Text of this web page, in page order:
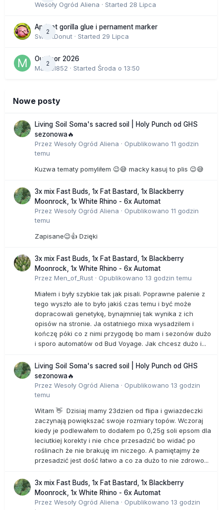
Wesoły Ogród Aliena · Started 28 Lipca
2
Apricot gorilla glue i pernament marker
SweetDonut · Started 29 Lipca
2
Outdoor 2026
Marcel852 · Started Środa o 13:50
Nowe posty
Living Soil Soma's sacred soil | Holy Punch od GHS
sezonowa🔥
Przez Wesoły Ogród Aliena · Opublikowano 11 godzin
temu
Kuzwa tematy pomyliłem 😉😅 macky kasuj to plis 😉😅
3x mix Fast Buds, 1x Fat Bastard, 1x Blackberry
Moonrock, 1x White Rhino - 6x Automat
Przez Wesoły Ogród Aliena · Opublikowano 11 godzin
temu
Zapisane😉👍 Dzięki
3x mix Fast Buds, 1x Fat Bastard, 1x Blackberry
Moonrock, 1x White Rhino - 6x Automat
Przez Men_of_Rust · Opublikowano 13 godzin temu
Miałem i były szybkie tak jak pisali. Poprawne palenie z
tego wyszło ale to było jakiś czas temu i być może
dopracowali genetykę, bynajmniej tak wynika z ich
opisów na stronie. Ja ostatniego mixa wysadzilem i
kończę póki co z nimi przygodę bo mam i sezonów dużo
i sporo automatów od Bud Voyage. Jak chcesz dużo i...
Living Soil Soma's sacred soil | Holy Punch od GHS
sezonowa🔥
Przez Wesoły Ogród Aliena · Opublikowano 13 godzin
temu
Witam 👋 Dzisiaj mamy 23dzien od flipa i gwiazdeczki
zaczynają powiększać swoje rozmiary topów. Wczoraj
kiedy je podlewałem to dodałem po 0,25g soli epsom dla
leciutkiej korekty i nie chce przesadzić bo widać po
roślinach że nie brakuję im niczego. A pamiętajmy że
przesadzić jest dość łatwo a co za dużo to nie zdrowo...
3x mix Fast Buds, 1x Fat Bastard, 1x Blackberry
Moonrock, 1x White Rhino - 6x Automat
Przez Wesoły Ogród Aliena · Opublikowano 13 godzin